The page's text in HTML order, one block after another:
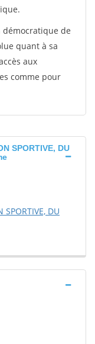
de
quant à sa
aux
comme pour
SPORTIVE, DU
SPORTIVE, DU